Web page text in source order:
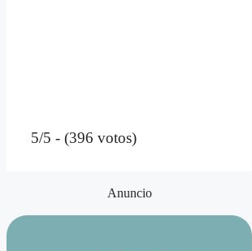
5/5 - (396 votos)
Anuncio